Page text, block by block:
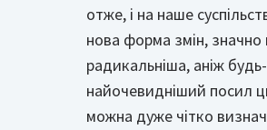
отже, і на наше
нова форма змін,
радикальніша, аніж
найочевидніший посил
можна дуже чітко